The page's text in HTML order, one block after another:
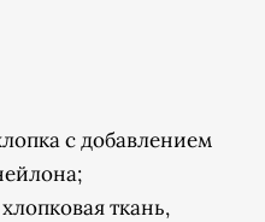
с добавлением
ткань,